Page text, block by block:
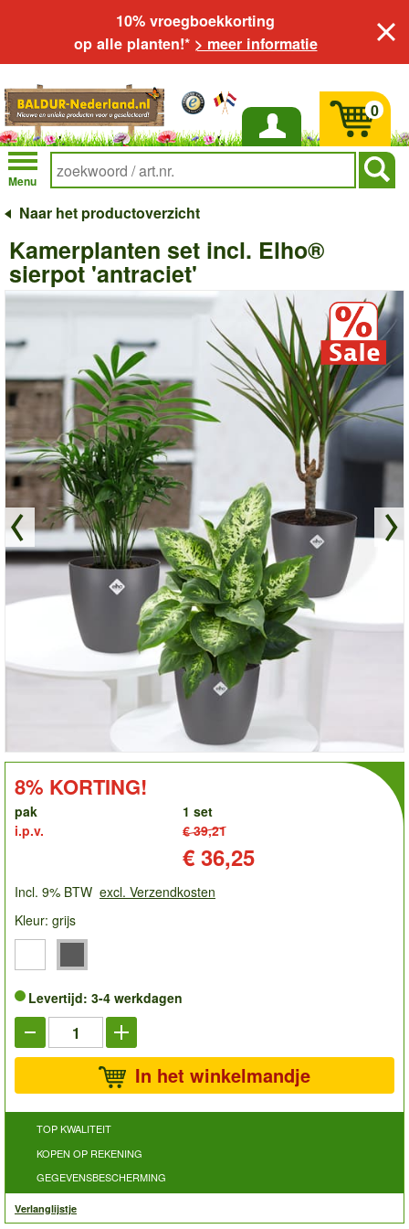
10% vroegboekkorting
op alle planten!* > meer informatie
Inloggen
Menu
0
Naar het productoverzicht
Kamerplanten set incl. Elho®
sierpot 'antraciet'
order
KORTING!:
8% KORTING!
pak
1 set
i.p.v.
€ 39,21
€ 36,25
Incl. 9% BTW excl. Verzendkosten
Kleur: grijs
Levertijd: 3-4 werkdagen
In het winkelmandje
TOP KWALITEIT
KOPEN OP REKENING
GEGEVENSBESCHERMING
Verlanglijstje